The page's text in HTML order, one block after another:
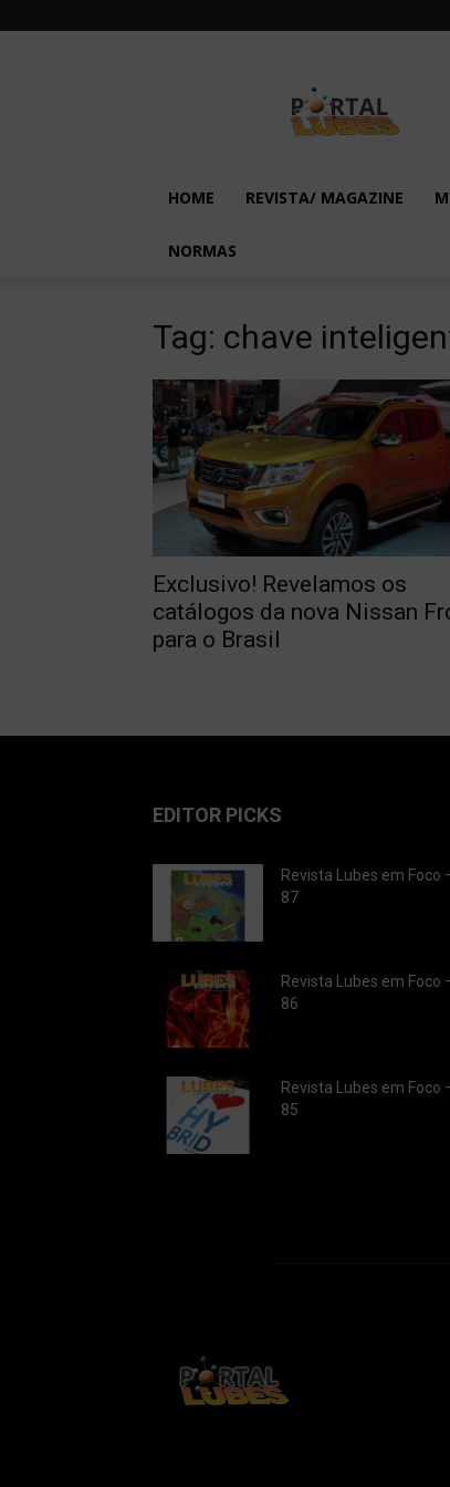
em
Foco
HOME REVISTA/ MAGAZINE
NORMAS
Tag: chave
Exclusivo! Revelamos os
catálogos da nova Nissan
para o Brasil
EDITOR PICKS
Revista Lubes em Foco
87
Revista Lubes em Foco
86
Revista Lubes em Foco
85